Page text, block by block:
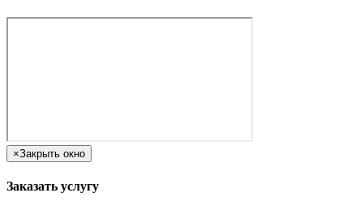
×Закрыть окно
Заказать услугу